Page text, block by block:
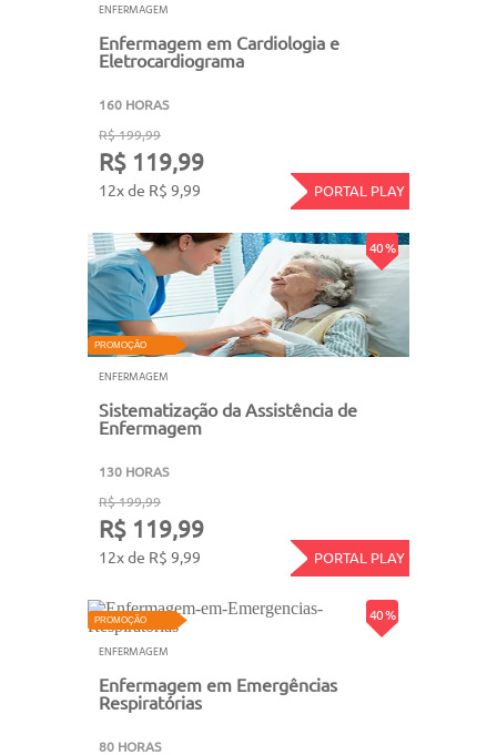
ENFERMAGEM
Enfermagem em Cardiologia e
Eletrocardiograma
160 HORAS
R$ 199,99
R$ 119,99
12x de R$ 9,99 PORTAL PLAY
40 %
PROMOÇÃO
ENFERMAGEM
Sistematização da Assistência de
Enfermagem
130 HORAS
R$ 199,99
R$ 119,99
12x de R$ 9,99 PORTAL PLAY
40 %
PROMOÇÃO
ENFERMAGEM
Enfermagem em Emergências
Respiratórias
80 HORAS